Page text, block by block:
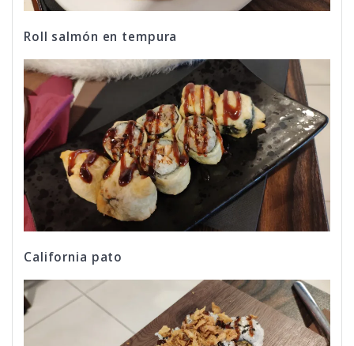
Roll salmón en tempura
California pato